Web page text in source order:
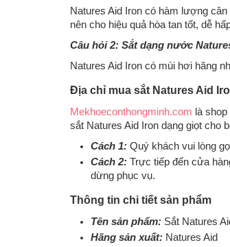
Natures Aid Iron có hàm lượng
nên cho hiệu quả hòa tan tốt, dễ
Câu hỏi 2: Sắt dạng nước
Natures Aid Iron có mùi hơi hăng
Địa chỉ mua sắt Natures Aid
Mekhoeconthongminh.com là
sắt Natures Aid Iron dạng giọt cho
Cách 1: Quý khách vui lòng
Cách 2: Trực tiếp đến cửa
dừng phục vụ.
Thông tin chi tiết sản phẩm
Tên sản phẩm: Sắt Natures
Hãng sản xuất: Natures Aid